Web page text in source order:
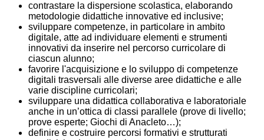
contrastare la dispersione scolastica, elaborando
metodologie didattiche innovative ed inclusive;
sviluppare competenze, in particolare in ambito
digitale, atte ad individuare elementi e strumenti
innovativi da inserire nel percorso curricolare di
ciascun alunno;
favorire l'acquisizione e lo sviluppo di competenze
digitali trasversali alle diverse aree didattiche e alle
varie discipline curricolari;
sviluppare una didattica collaborativa e laboratoriale
anche in un’ottica di classi parallele (prove di livello;
prove esperte; Giochi di Anacleto…);
definire e costruire percorsi formativi e strutturati